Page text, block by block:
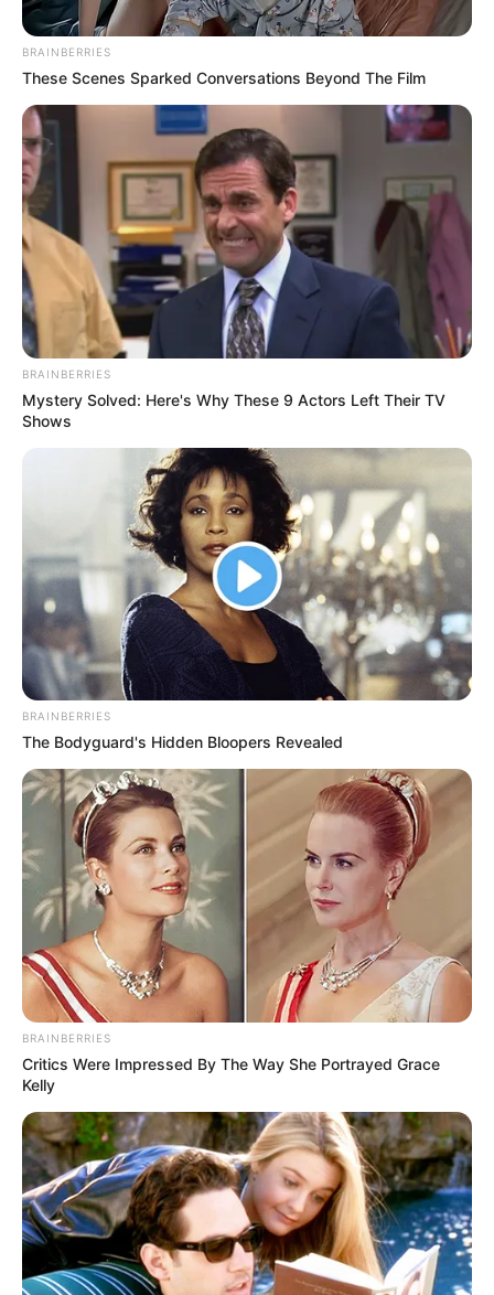
BRAINBERRIES
These Scenes Sparked Conversations Beyond The Film
BRAINBERRIES
Mystery Solved: Here's Why These 9 Actors Left Their TV
Shows
BRAINBERRIES
The Bodyguard's Hidden Bloopers Revealed
BRAINBERRIES
Critics Were Impressed By The Way She Portrayed Grace
Kelly